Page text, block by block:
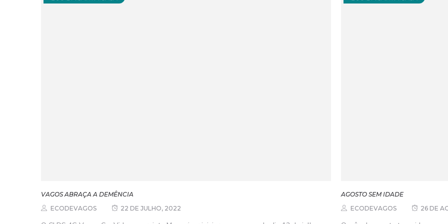
VAGOS ABRAÇA A DEMÊNCIA
ECODEVAGOS
22 DE JULHO, 2022
AGOSTO SEM IDADE
ECODEVAGOS
26 DE